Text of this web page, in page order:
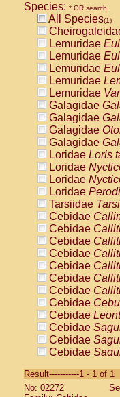
Species: * OR search
All Species(1)
Lemuridae
Lemuridae
Lemuridae
Lemuridae
Lemuridae
Galagidae
Galagidae
Galagidae
Galagidae
Loridae Loris
Loridae
Loridae
Loridae
Tarsiidae
Cebidae
Cebidae
Cebidae
Cebidae
Cebidae
Cebidae
Cebidae
Cebidae
Cebidae
Cebidae
Cebidae
Cebidae
Cebidae
Cebidae
Result-----------1 - 1 of 1
No: 02272